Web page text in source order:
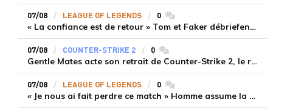
07/08 LEAGUE OF LEGENDS 0commentaires
« La confiance est de retour » Tom et Faker débriefent la victoire convaincante de T1 face à Dplus KIA
07/08 COUNTER-STRIKE 2 0commentaires
Gentle Mates acte son retrait de Counter-Strike 2, le roster ibérique libéré
07/08 LEAGUE OF LEGENDS 0commentaires
« Je nous ai fait perdre ce match » Homme assume la responsabilité de la défaite de HLE face à Gen.G